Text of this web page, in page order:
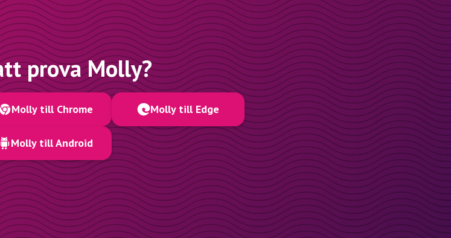
prova Molly?
Molly till Chrome Molly till Edge
Molly till Android